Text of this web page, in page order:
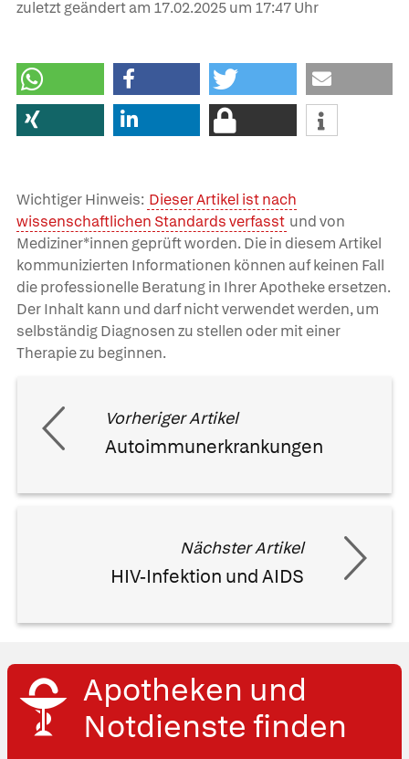
zuletzt geändert am 17.02.2025um 17:47 Uhr
Wichtiger Hinweis: Dieser Artikel ist nach
wissenschaftlichen Standards verfasst und von
Mediziner*innen geprüft worden. Die in diesem Artikel
kommunizierten Informationen können auf keinen Fall
die professionelle Beratung in Ihrer Apotheke ersetzen.
Der Inhalt kann und darf nicht verwendet werden, um
selbständig Diagnosen zu stellen oder mit einer
Therapie zu beginnen.
Vorheriger Artikel
Autoimmunerkrankungen
Nächster Artikel
HIV-Infektion und AIDS
Apotheken und
Notdienste finden